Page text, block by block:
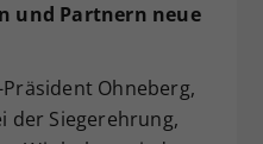
und Partnern neue
Präsident Ohneberg,
der Siegerehrung,